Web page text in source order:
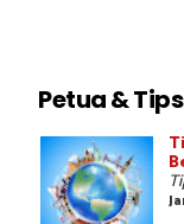
Petua & Tips